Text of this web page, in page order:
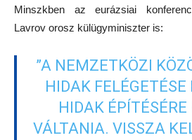
Minszkben az eurázsiai
Lavrov orosz külügyminiszter is:
”A NEMZETKÖZI
HIDAK
HIDAK
VÁLTANIA. VISSZA